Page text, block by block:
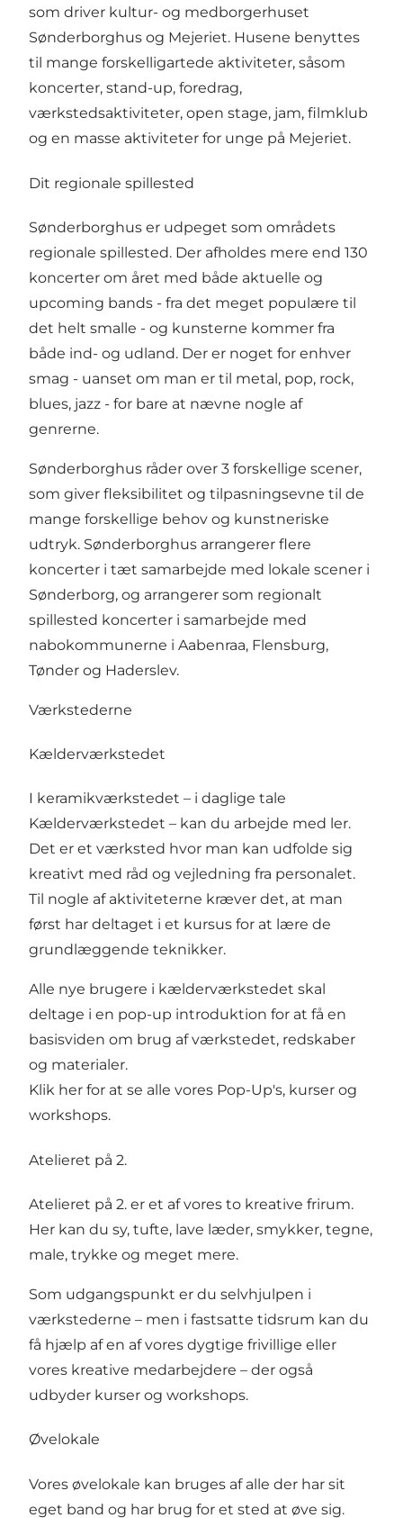
som driver kultur- og medborgerhuset
Sønderborghus og Mejeriet. Husene benyttes
til mange forskelligartede aktiviteter, såsom
koncerter, stand-up, foredrag,
værkstedsaktiviteter, open stage, jam, filmklub
og en masse aktiviteter for unge på Mejeriet.
Dit regionale spillested
Sønderborghus er udpeget som områdets
regionale spillested. Der afholdes mere end 130
koncerter om året med både aktuelle og
upcoming bands - fra det meget populære til
det helt smalle - og kunsterne kommer fra
både ind- og udland. Der er noget for enhver
smag - uanset om man er til metal, pop, rock,
blues, jazz - for bare at nævne nogle af
genrerne.
Sønderborghus råder over 3 forskellige scener,
som giver fleksibilitet og tilpasningsevne til de
mange forskellige behov og kunstneriske
udtryk. Sønderborghus arrangerer flere
koncerter i tæt samarbejde med lokale scener i
Sønderborg, og arrangerer som regionalt
spillested koncerter i samarbejde med
nabokommunerne i Aabenraa, Flensburg,
Tønder og Haderslev.
Værkstederne
Kælderværkstedet
I keramikværkstedet – i daglige tale
Kælderværkstedet – kan du arbejde med ler.
Det er et værksted hvor man kan udfolde sig
kreativt med råd og vejledning fra personalet.
Til nogle af aktiviteterne kræver det, at man
først har deltaget i et kursus for at lære de
grundlæggende teknikker.
Alle nye brugere i kælderværkstedet skal
deltage i en pop-up introduktion for at få en
basisviden om brug af værkstedet, redskaber
og materialer.
Klik her for at se alle vores Pop-Up's, kurser og
workshops.
Atelieret på 2.
Atelieret på 2. er et af vores to kreative frirum.
Her kan du sy, tufte, lave læder, smykker, tegne,
male, trykke og meget mere.
Som udgangspunkt er du selvhjulpen i
værkstederne – men i fastsatte tidsrum kan du
få hjælp af en af vores dygtige frivillige eller
vores kreative medarbejdere – der også
udbyder kurser og workshops.
Øvelokale
Vores øvelokale kan bruges af alle der har sit
eget band og har brug for et sted at øve sig.